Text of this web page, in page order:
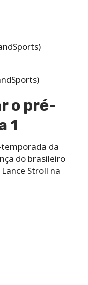
o pré-
1
da
do brasileiro
Stroll na